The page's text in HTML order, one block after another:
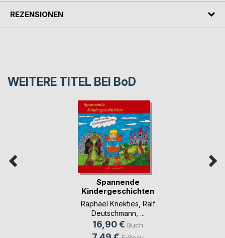
REZENSIONEN
WEITERE TITEL BEI BoD
Spannende
Kindergeschichten
Raphael Knekties Ralf
Deutschmann , ...
16,90 € Buch